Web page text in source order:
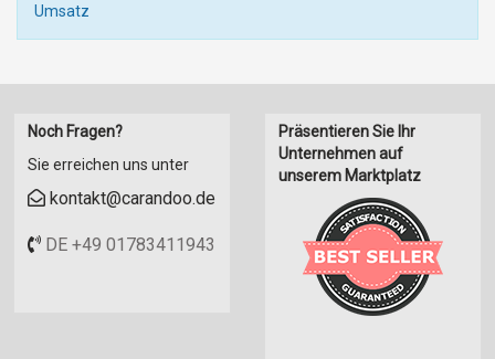
Umsatz
Noch Fragen?
Sie erreichen uns unter
kontakt@carandoo.de
DE +49 01783411943
Präsentieren Sie Ihr
Unternehmen auf
unserem Marktplatz